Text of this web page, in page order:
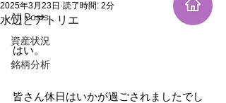
All Posts
資産状況
銘柄分析
水辺とアトリエ
2025年3月23日 読了時間: 2分
はい。
皆さん休日はいかが過ごされましたでし